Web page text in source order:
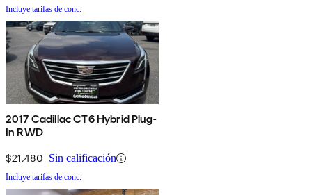
Incluye tarifas de conc.
2017 Cadillac CT6 Hybrid Plug-
In RWD
$21,480 Sin calificación
Incluye tarifas de conc.